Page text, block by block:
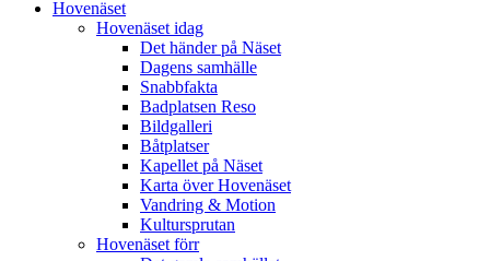
Hovenäset
Hovenäset idag
Det händer på Näset
Dagens samhälle
Snabbfakta
Badplatsen Reso
Bildgalleri
Båtplatser
Kapellet på Näset
Karta över Hovenäset
Vandring & Motion
Kultursprutan
Hovenäset förr